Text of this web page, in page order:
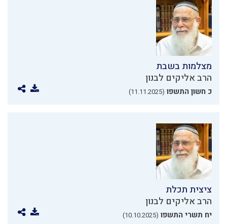
מצלמות בשבת
הרב אליקים לבנון
כ חשון התשפו (11.11.2025)
ציצית תכלת
הרב אליקים לבנון
יח תשרי התשפו (10.10.2025)